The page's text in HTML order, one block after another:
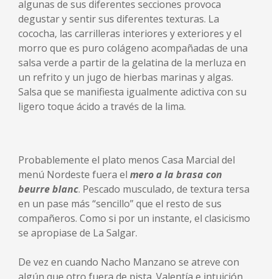
algunas de sus diferentes secciones provoca
degustar y sentir sus diferentes texturas. La
cococha, las carrilleras interiores y exteriores y el
morro que es puro colágeno acompañadas de una
salsa verde a partir de la gelatina de la merluza en
un refrito y un jugo de hierbas marinas y algas.
Salsa que se manifiesta igualmente adictiva con su
ligero toque ácido a través de la lima.
Probablemente el plato menos Casa Marcial del
menú Nordeste fuera el mero a la brasa con
beurre blanc. Pescado musculado, de textura tersa
en un pase más “sencillo” que el resto de sus
compañeros. Como si por un instante, el clasicismo
se apropiase de La Salgar.
De vez en cuando Nacho Manzano se atreve con